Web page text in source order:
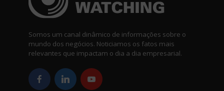
Somos um canal dinâmico de informações sobre o
mundo dos negócios. Noticiamos os fatos mais
relevantes que impactam o dia a dia empresarial.